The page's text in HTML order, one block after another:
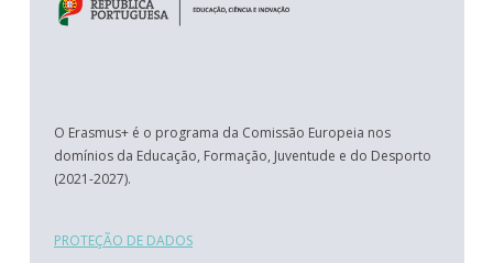
O Erasmus+ é o programa da Comissão Europeia nos
domínios da Educação, Formação, Juventude e do Desporto
(2021-2027).
PROTEÇÃO DE DADOS